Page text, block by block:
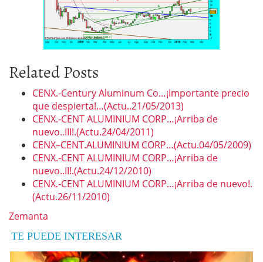
Related Posts
CENX.-Century Aluminum Co…¡Importante precio
que despierta!…(Actu..21/05/2013)
CENX.-CENT ALUMINIUM CORP…¡Arriba de
nuevo..III!.(Actu.24/04/2011)
CENX–CENT.ALUMINIUM CORP…(Actu.04/05/2009)
CENX.-CENT ALUMINIUM CORP…¡Arriba de
nuevo..II!.(Actu.24/12/2010)
CENX.-CENT ALUMINIUM CORP…¡Arriba de nuevo!.
(Actu.26/11/2010)
Zemanta
TE PUEDE INTERESAR